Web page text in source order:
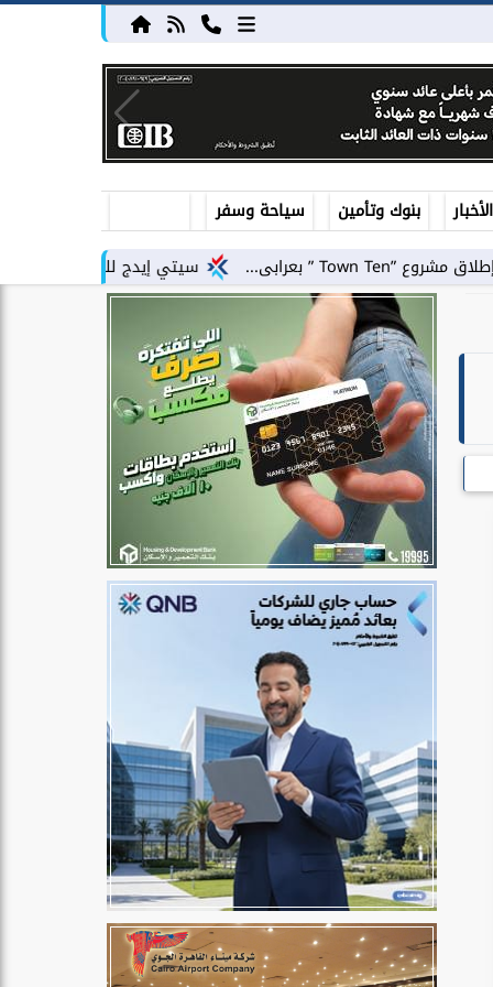
بنوك وتأمين
سياحة وسفر
سيتي إيدج للتطوير العقاري توقع شراكة